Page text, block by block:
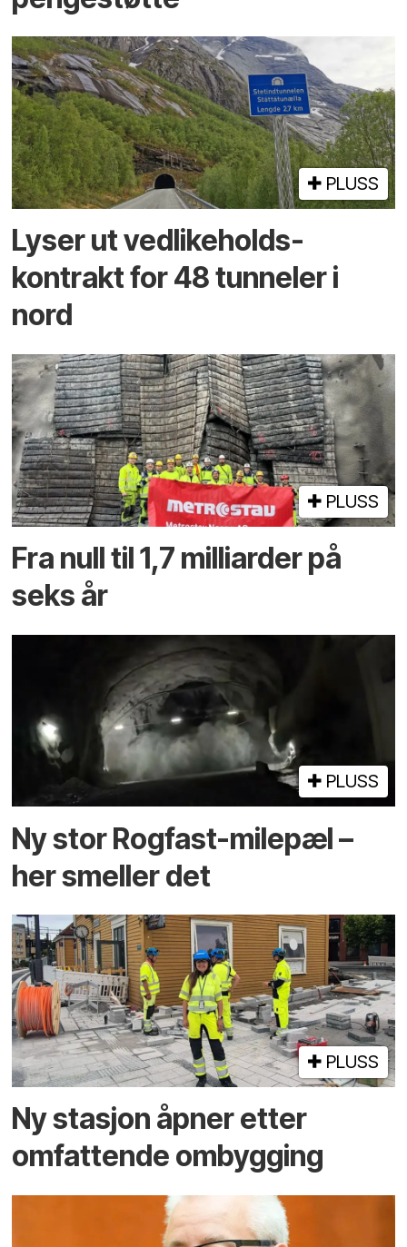
PLUSS
Lyser ut vedlikeholds­
kontrakt for 48 tunneler i
nord
PLUSS
Fra null til 1,7 milliarder på
seks år
PLUSS
Ny stor Rogfast-milepæl –
her smeller det
PLUSS
Ny stasjon åpner etter
omfattende ombygging